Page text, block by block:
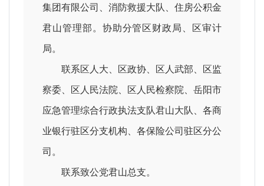
集团有限公司、消防救援大队、住房公积金
君山管理部。协助分管区财政局、区审计
局。
联系区人大、区政协、区人武部、区监
察委、区人民法院、区人民检察院、岳阳市
应急管理综合行政执法支队君山大队、各商
业银行驻区分支机构、各保险公司驻区分公
司。
联系致公党君山总支。